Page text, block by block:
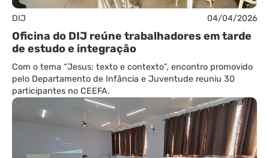
DIJ 04/04/2026
Oficina do DIJ reúne trabalhadores em tarde
de estudo e integração
Com o tema “Jesus: texto e contexto”, encontro promovido
pelo Departamento de Infância e Juventude reuniu 30
participantes no CEEFA.